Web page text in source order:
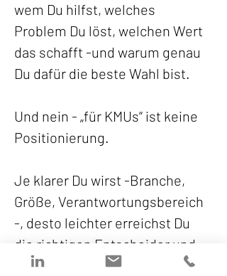
wem Du hilfst, welches
Problem Du löst, welchen Wert
das schafft -und warum genau
Du dafür die beste Wahl bist.
Und nein - „für KMUs“ ist keine
Positionierung.
Je klarer Du wirst -Branche,
Größe, Verantwortungsbereich
-, desto leichter erreichst Du
die richtigen Entscheider und
sprichst in einer Sprache, die